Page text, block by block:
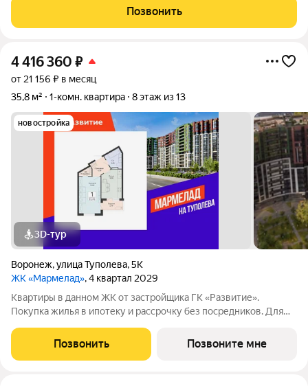
за зданием Правительства Воронежской области. В пешей
доступности -
Позвонить
4 416 360 ₽
от 21 156 ₽ в месяц
35,8 м²
1-комн. квартира 8 этаж из 13
новостройка
3D-тур
Воронеж,улица Туполева,5К
ЖК «Мармелад», 4 квартал 2029
Квартиры в данном ЖК от застройщика ГК «Развитие».
Покупка жилья в ипотеку и рассрочку без посредников. Для
обращайтесь в отдел продаж застройщика.
Позвонить Позвоните мне